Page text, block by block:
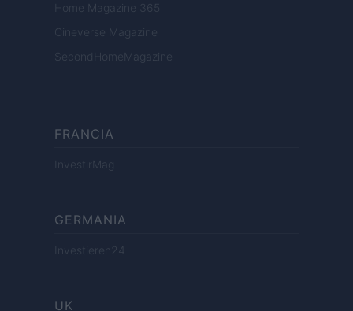
Home Magazine 365
Cineverse Magazine
SecondHomeMagazine
FRANCIA
InvestirMag
GERMANIA
Investieren24
UK